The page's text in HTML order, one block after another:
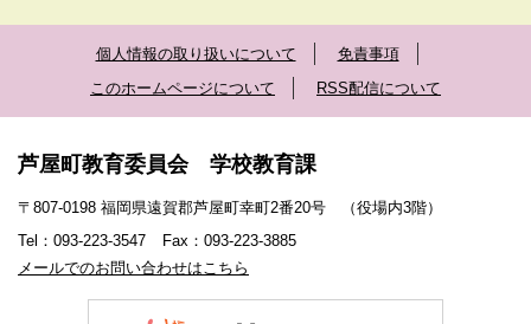
個人情報の取り扱いについて
免責事項
このホームページについて
RSS配信について
芦屋町教育委員会 学校教育課
〒807-0198 福岡県遠賀郡芦屋町幸町2番20号 （役場内3階）
Tel：093-223-3547
Fax：093-223-3885
メールでのお問い合わせはこちら